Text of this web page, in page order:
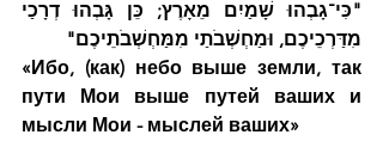
מִדַּרְכֵיכֶם, וּמַחְשְׁבֹתַי מִמַּחְשְׁבֹתֵיכֶם"
«Ибо, (как) небо выше земли, так
пути Мои выше путей ваших и
мысли Мои - мыслей ваших»